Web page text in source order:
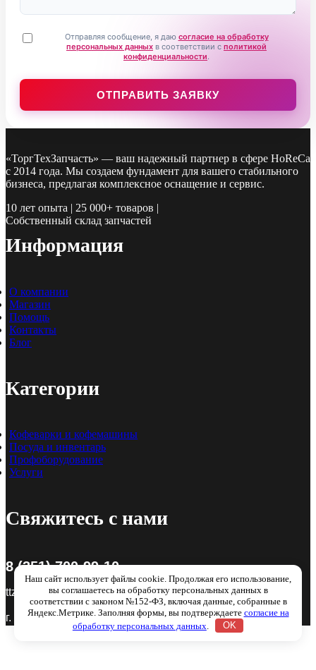
Отправляя сообщение, я даю согласие на обработку
персональных данных в соответствии с политикой
конфиденциальности.
«ТоргТехЗапчасть» — ваш надежный партнер в сфере HoReCa
с 2014 года. Мы создаем фундамент для вашего стабильного
бизнеса, предлагая комплексное оснащение и сервис.
10 лет опыта | 25 000+ товаров |
Собственный склад запчастей
Информация
О компании
Магазин
Помощь
Контакты
Блог
Категории
Кофеварки и кофемашины
Посуда и инвентарь
Профоборудование
Услуги
Свяжитесь с нами
8 (351) 700-99-10
ttz-74@mail.ru
г. Челябинск, ул. Островского, 2, офис 6
Меню
Категории
Наш сайт использует файлы cookie. Продолжая его использование,
вы соглашаетесь на обработку персональных данных в
соответствии с законом №152-ФЗ, включая данные, собранные в
Яндекс.Метрике. Заполняя формы, вы подтверждаете согласие на
обработку персональных данных
OK